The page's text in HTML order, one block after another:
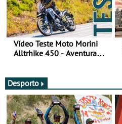
Vídeo Teste Moto Morini
Alltrhike 450 - Aventura
Desporto